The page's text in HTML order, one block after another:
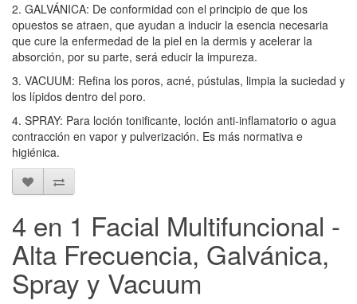
2. GALVÁNICA: De conformidad con el principio de que los
opuestos se atraen, que ayudan a inducir la esencia necesaria
que cure la enfermedad de la piel en la dermis y acelerar la
absorción, por su parte, será educir la impureza.
3. VACUUM: Refina los poros, acné, pústulas, limpia la suciedad y
los lípidos dentro del poro.
4. SPRAY: Para loción tonificante, loción anti-inflamatorio o agua
contracción en vapor y pulverización. Es más normativa e
higiénica.
4 en 1 Facial Multifuncional -
Alta Frecuencia, Galvánica,
Spray y Vacuum